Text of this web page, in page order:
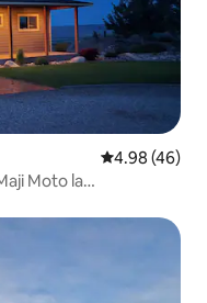
Ukadiriaji wa
4.98 (46)
Moto la